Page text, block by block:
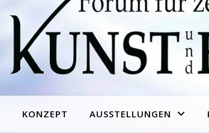
KONZEPT AUSSTELLUNGEN